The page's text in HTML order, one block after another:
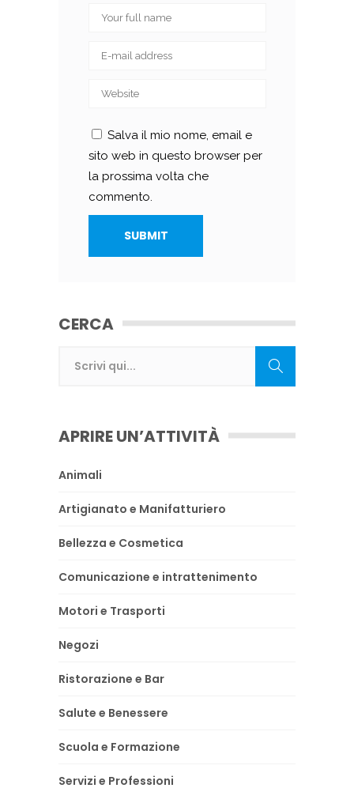
Salva il mio nome, email e
sito web in questo browser per
la prossima volta che
commento.
CERCA
APRIRE UN’ATTIVITÀ
Animali
Artigianato e Manifatturiero
Bellezza e Cosmetica
Comunicazione e intrattenimento
Motori e Trasporti
Negozi
Ristorazione e Bar
Salute e Benessere
Scuola e Formazione
Servizi e Professioni